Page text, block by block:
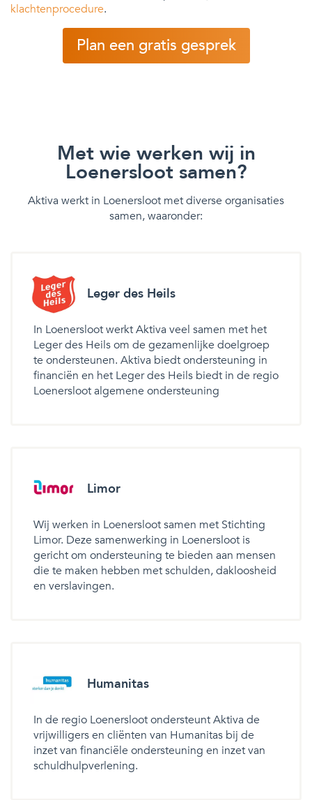
klachtenprocedure.
Plan een gratis gesprek
Met wie werken wij in
Loenersloot samen?
Aktiva werkt in Loenersloot met diverse organisaties
samen, waaronder:
Leger des Heils
In Loenersloot werkt Aktiva veel samen met het
Leger des Heils om de gezamenlijke doelgroep
te ondersteunen. Aktiva biedt ondersteuning in
financiën en het Leger des Heils biedt in de regio
Loenersloot algemene ondersteuning
Limor
Wij werken in Loenersloot samen met Stichting
Limor. Deze samenwerking in Loenersloot is
gericht om ondersteuning te bieden aan mensen
die te maken hebben met schulden, dakloosheid
en verslavingen.
Humanitas
In de regio Loenersloot ondersteunt Aktiva de
vrijwilligers en cliënten van Humanitas bij de
inzet van financiële ondersteuning en inzet van
schuldhulpverlening.